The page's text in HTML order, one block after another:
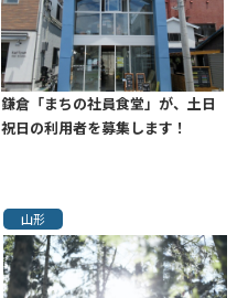
鎌倉「まちの社員食堂」が、土日
祝日の利用者を募集します！
山形